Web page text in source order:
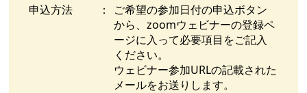
申込方法
：
ご希望の参加日付の申込ボタン
から、zoomウェビナーの登録ペ
ージに入って必要項目をご記入
ください。
ウェビナー参加URLの記載された
メールをお送りします。